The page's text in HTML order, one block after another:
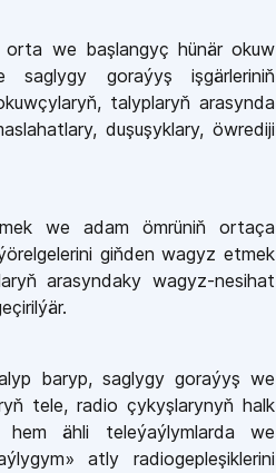
orta we başlangyç hünär okuw
saglygy goraýyş işgärleriniň
talyplaryň arasynda
duşuşyklary, öwrediji
we adam ömrüniň ortaça
giňden wagyz etmek
arasyndaky wagyz-nesihat
baryp, saglygy goraýyş we
tele, radio çykyşlarynyň halk
hem ähli teleýaýlymlarda we
atly radiogepleşiklerini